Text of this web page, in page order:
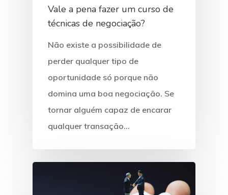
Vale a pena fazer um curso de
técnicas de negociação?
Não existe a possibilidade de
perder qualquer tipo de
oportunidade só porque não
domina uma boa negociação. Se
tornar alguém capaz de encarar
qualquer transação…